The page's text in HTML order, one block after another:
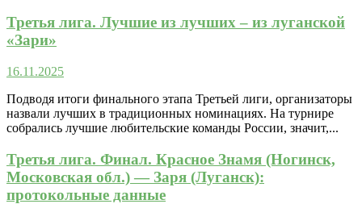
Третья лига. Лучшие из лучших – из луганской
«Зари»
16.11.2025
Подводя итоги финального этапа Третьей лиги, организаторы
назвали лучших в традиционных номинациях. На турнире
собрались лучшие любительские команды России, значит,...
Третья лига. Финал. Красное Знамя (Ногинск,
Московская обл.) — Заря (Луганск):
протокольные данные